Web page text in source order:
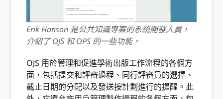
Erik Hanson 是公共知識專案的系統開發人員，
介紹了 OJS 和 OPS 的一些功能。
OJS 用於管理和促進學術出版工作流程的各個方
面，包括提交和評審過程、同行評審員的選擇、
截止日期的分配以及發送按計劃進行的提醒。此